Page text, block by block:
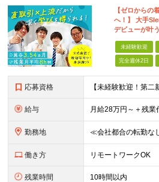
【ゼロからの
へ！】 大手
デビューが叶
未経験歓迎
完全週休2日
応募資格
給与
勤務地
働き方 リモートワークOK
残業時間 10時間以内